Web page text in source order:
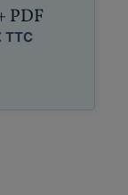
PDF
TTC